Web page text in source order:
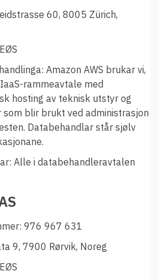
60, 8005 Zürich,
Amazon AWS brukar vi,
rammeavtale med
hosting av teknisk utstyr og
blir brukt ved administrasjon
Databehandlar står sjølv
Alle i databehandleravtalen
976 967 631
9, 7900 Rørvik, Noreg